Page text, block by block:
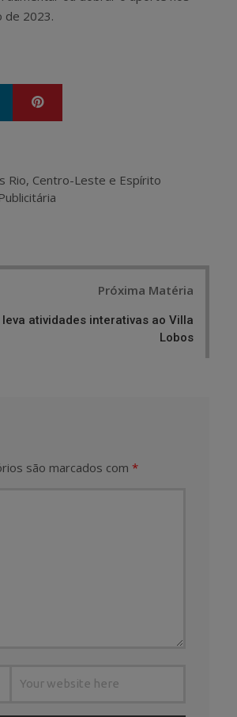
de 2023.
LinkedIn
Rio, Centro-Leste e Espírito
Próxima Matéria
leva atividades interativas ao Villa
Lobos
são marcados com *